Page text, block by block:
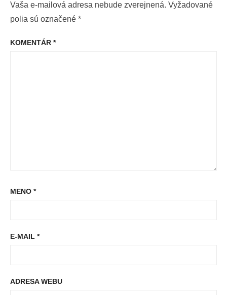
Vaša e-mailová adresa nebude zverejnená. Vyžadované
polia sú označené *
KOMENTÁR *
MENO *
E-MAIL *
ADRESA WEBU